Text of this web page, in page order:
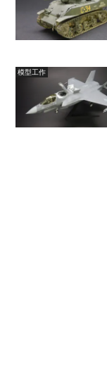
模型工作